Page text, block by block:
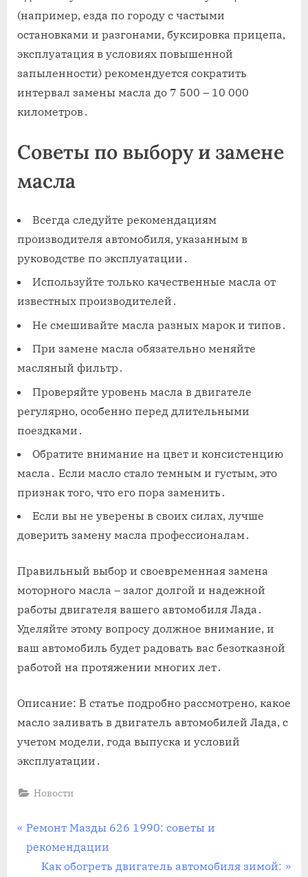
(например, езда по городу с частыми
остановками и разгонами, буксировка прицепа,
эксплуатация в условиях повышенной
запыленности) рекомендуется сократить
интервал замены масла до 7 500 – 10 000
километров․
Советы по выбору и замене
масла
Всегда следуйте рекомендациям
производителя автомобиля, указанным в
руководстве по эксплуатации․
Используйте только качественные масла от
известных производителей․
Не смешивайте масла разных марок и типов․
При замене масла обязательно меняйте
масляный фильтр․
Проверяйте уровень масла в двигателе
регулярно, особенно перед длительными
поездками․
Обратите внимание на цвет и консистенцию
масла․ Если масло стало темным и густым, это
признак того, что его пора заменить․
Если вы не уверены в своих силах, лучше
доверить замену масла профессионалам․
Правильный выбор и своевременная замена
моторного масла – залог долгой и надежной
работы двигателя вашего автомобиля Лада․
Уделяйте этому вопросу должное внимание, и
ваш автомобиль будет радовать вас безотказной
работой на протяжении многих лет․
Описание: В статье подробно рассмотрено, какое
масло заливать в двигатель автомобилей Лада, с
учетом модели, года выпуска и условий
эксплуатации․
Новости
Навигация
по
П
р
Ремонт Мазды 626 1990: советы и
рекомендации
С
Как обогреть двигатель автомобиля зимой: